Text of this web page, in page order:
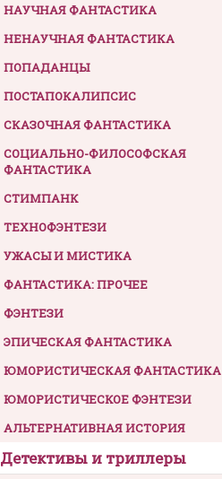
НАУЧНАЯ ФАНТАСТИКА
НЕНАУЧНАЯ ФАНТАСТИКА
ПОПАДАНЦЫ
ПОСТАПОКАЛИПСИС
СКАЗОЧНАЯ ФАНТАСТИКА
СОЦИАЛЬНО-ФИЛОСОФСКАЯ
ФАНТАСТИКА
СТИМПАНК
ТЕХНОФЭНТЕЗИ
УЖАСЫ И МИСТИКА
ФАНТАСТИКА: ПРОЧЕЕ
ФЭНТЕЗИ
ЭПИЧЕСКАЯ ФАНТАСТИКА
ЮМОРИСТИЧЕСКАЯ ФАНТАСТИКА
ЮМОРИСТИЧЕСКОЕ ФЭНТЕЗИ
АЛЬТЕРНАТИВНАЯ ИСТОРИЯ
Детективы и триллеры